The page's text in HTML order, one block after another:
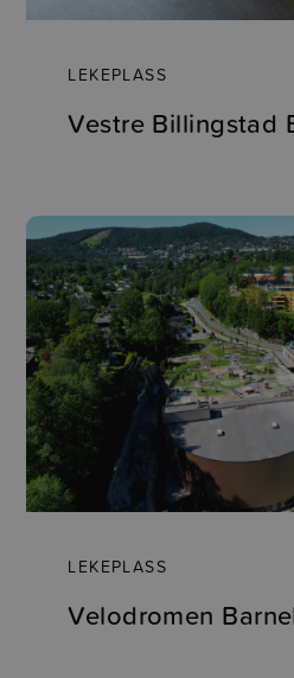
LEKEPLASS
Vestre Billingstad
LEKEPLASS
Velodromen